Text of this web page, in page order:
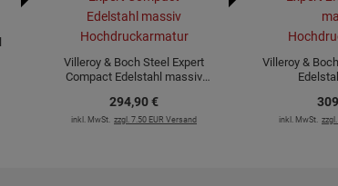
Villeroy & Boch Steel Expert
Compact Edelstahl massiv
294,90€
inkl. MwSt. zzgl. 7.50 EUR Versand
Villeroy &
inkl. MwSt.